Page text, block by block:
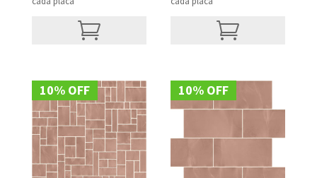
R$ 39,90.
R$ 39,90.
10% OFF 10% OFF